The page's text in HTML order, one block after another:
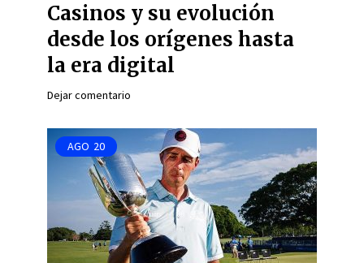
Casinos y su evolución
desde los orígenes hasta
la era digital
Dejar comentario
AGO 20